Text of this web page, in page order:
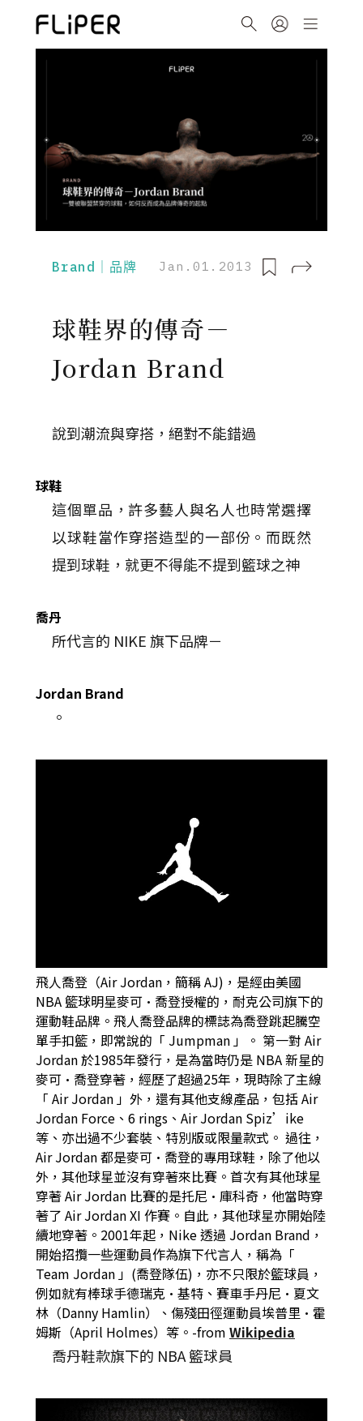
Brand｜品牌 Jan.01.2013
球鞋界的傳奇－
Jordan Brand
說到潮流與穿搭，絕對不能錯過
球鞋
這個單品，許多藝人與名人也時常選擇
以球鞋當作穿搭造型的一部份。而既然
提到球鞋，就更不得能不提到籃球之神
喬丹
所代言的 NIKE 旗下品牌－
Jordan Brand
。
飛人喬登（Air Jordan，簡稱 AJ)，是經由美國
NBA 籃球明星麥可·喬登授權的，耐克公司旗下的
運動鞋品牌。飛人喬登品牌的標誌為喬登跳起騰空
單手扣籃，即常說的「 Jumpman 」。 第一對 Air
Jordan 於1985年發行，是為當時仍是 NBA 新星的
麥可·喬登穿著，經歷了超過25年，現時除了主線
「 Air Jordan 」外，還有其他支線產品，包括 Air
Jordan Force、6 rings、Air Jordan Spiz’ike
等、亦出過不少套裝、特別版或限量款式。 過往，
Air Jordan 都是麥可·喬登的專用球鞋，除了他以
外，其他球星並沒有穿著來比賽。首次有其他球星
穿著 Air Jordan 比賽的是托尼·庫科奇，他當時穿
著了 Air Jordan XI 作賽。自此，其他球星亦開始陸
續地穿著。2001年起，Nike 透過 Jordan Brand，
開始招攬一些運動員作為旗下代言人，稱為「
Team Jordan 」(喬登隊伍)，亦不只限於籃球員，
例如就有棒球手德瑞克·基特、賽車手丹尼·夏文
林（Danny Hamlin）、傷殘田徑運動員埃普里·霍
姆斯（April Holmes）等。-from Wikipedia
喬丹鞋款旗下的 NBA 籃球員